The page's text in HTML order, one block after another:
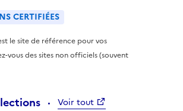
CERTIFIÉES
le site de référence pour vos
vous des sites non officiels (souvent
Voir tout